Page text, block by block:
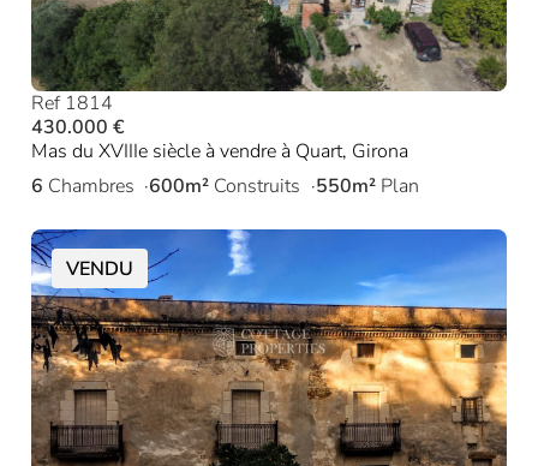
Ref 1814
430.000 €
Mas du XVIIIe siècle à vendre à Quart, Girona
6 Chambres 600m² Construits 550m² Plan
VENDU